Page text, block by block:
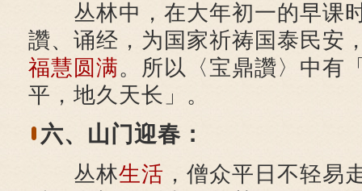
丛林中，在大年初一的早课
讚、诵经，为国家祈祷国泰民安
福慧 圆满。所以〈宝鼎讚〉中有
平，地久天长」。
六、山门迎春：
丛林生活 ，僧众平日不轻易